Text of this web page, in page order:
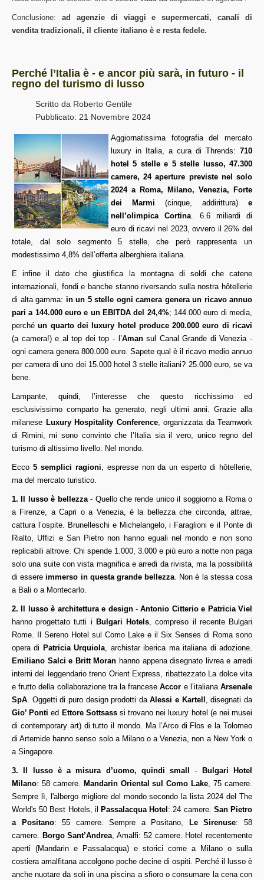
Conclusione: ad agenzie di viaggi e supermercati, canali di
vendita tradizionali, il cliente italiano è e resta fedele.
Perché l’Italia è - e ancor più sarà, in futuro - il
regno del turismo di lusso
Scritto da Roberto Gentile
Pubblicato: 21 Novembre 2024
Aggiornatissima fotografia del mercato
luxury in Italia, a cura di Thrends: 710
hotel 5 stelle e 5 stelle lusso, 47.300
camere, 24 aperture previste nel solo
2024 a Roma, Milano, Venezia, Forte
dei Marmi (cinque, addirittura) e
nell’olimpica Cortina. 6.6 miliardi di
euro di ricavi nel 2023, ovvero il 26% del
totale, dal solo segmento 5 stelle, che però rappresenta un
modestissimo 4,8% dell’offerta alberghiera italiana.
E infine il dato che giustifica la montagna di soldi che catene
internazionali, fondi e banche stanno riversando sulla nostra hôtellerie
di alta gamma: in un 5 stelle ogni camera genera un ricavo annuo
pari a 144.000 euro e un EBITDA del 24,4%; 144.000 euro di media,
perchéun quarto dei luxury hotel produce 200.000 euro di ricavi
(a camera!) e al top dei top - l’Amansul Canal Grande di Venezia -
ogni camera genera 800.000 euro. Sapete qual è il ricavo medio annuo
per camera di uno dei 15.000 hotel 3 stelle italiani? 25.000 euro, se va
bene.
Lampante, quindi, l’interesse che questo ricchissimo ed
esclusivissimo comparto ha generato, negli ultimi anni. Grazie alla
milanese Luxury Hospitality Conference, organizzata da Teamwork
di Rimini, mi sono convinto che l’Italia sia il vero, unico regno del
turismo di altissimo livello. Nel mondo.
Ecco 5 semplici ragioni, espresse non da un esperto di hôtellerie,
ma del mercato turistico.
1. Il lusso è bellezza- Quello che rende unico il soggiorno a Roma o
a Firenze, a Capri o a Venezia, è la bellezza che circonda, attrae,
cattura l’ospite. Brunelleschi e Michelangelo, i Faraglioni e il Ponte di
Rialto, Uffizi e San Pietro non hanno eguali nel mondo e non sono
replicabili altrove. Chi spende 1.000, 3.000 e più euro a notte non paga
solo una suite con vista magnifica e arredi da rivista, ma la possibilità
di essereimmerso in questa grande bellezza. Non è la stessa cosa
a Bali o a Montecarlo.
2. Il lusso è architettura e design-Antonio Citterio e Patricia Viel
hanno progettato tutti i Bulgari Hotels, compreso il recente Bulgari
Rome. Il Sereno Hotel sul Como Lake e il Six Senses di Roma sono
opera di Patricia Urquiola, archistar iberica ma italiana di adozione.
Emiliano Salci e Britt Moran hanno appena disegnato livrea e arredi
interni del leggendario treno Orient Express, ribattezzato La dolce vita
e frutto della collaborazione tra la franceseAccor e l’italianaArsenale
SpA. Oggetti di puro design prodotti daAlessi e Kartell , disegnati da
Gio’ Ponti ed Ettore Sottsasssi trovano nei luxury hotel (e nei musei
di contemporary art) di tutto il mondo. Ma l’Arco di Flos e la Tolomeo
di Artemide hanno senso solo a Milano o a Venezia, non a New York o
a Singapore.
3. Il lusso è a misura d’uomo, quindi small -
Bulgari Hotel
Milano: 58 camere. Mandarin Oriental sul Como Lake, 75 camere.
Sempre lì, l'albergo migliore del mondo secondo la lista 2024 del The
World's 50 Best Hotels, il
Passalacqua Hotel : 24 camere. San Pietro
a Positano: 55 camere. Sempre a Positano, Le Sirenuse: 58
camere. Borgo Sant’Andrea, Amalfi: 52 camere. Hotel recentemente
aperti (Mandarin e Passalacqua) e storici come a Milano o sulla
costiera amalfitana accolgono poche decine di ospiti. Perché il lusso è
anche nuotare da soli in una piscina a sfioro o consumare la cena con